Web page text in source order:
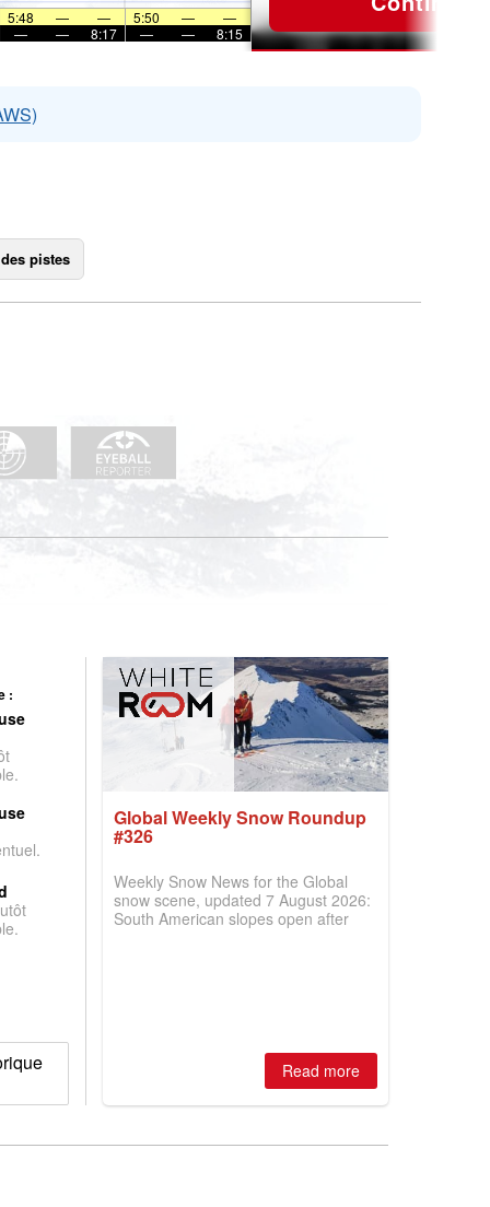
5:48 — — 5:50 —
—
— — 8:17 — — 8:15
pistes
:
Global Weekly Snow Roundup
#326
Weekly Snow News for the Global
snow scene, updated 7 August 2026:
South American slopes open after
Read more